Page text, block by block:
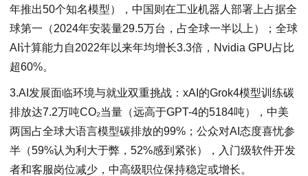
年推出50个知名模型），中国则在工业机器人部署上占据全
球第一（2024年安装量29.5万台，占全球一半以上）；全球
AI计算能力自2022年以来年均增长3.3倍，Nvidia GPU占比
超60%。
3.AI发展面临环境与就业双重挑战：xAI的Grok4模型训练碳
排放达7.2万吨CO₂当量（远高于GPT-4的5184吨），中美
两国占全球大语言模型碳排放的99%；公众对AI态度喜忧参
半（59%认为利大于弊，52%感到紧张），入门级软件开发
者和客服岗位减少，中高级职位保持稳定或增长。